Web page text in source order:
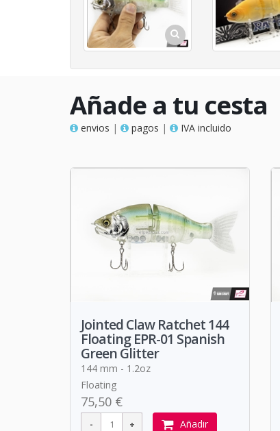
Añade a tu cesta
envios | pagos | IVA incluido
Jointed Claw Ratchet 144
Floating EPR-01 Spanish
Green Glitter
144 mm - 1.2oz
Floating
75,50 €
Añadir